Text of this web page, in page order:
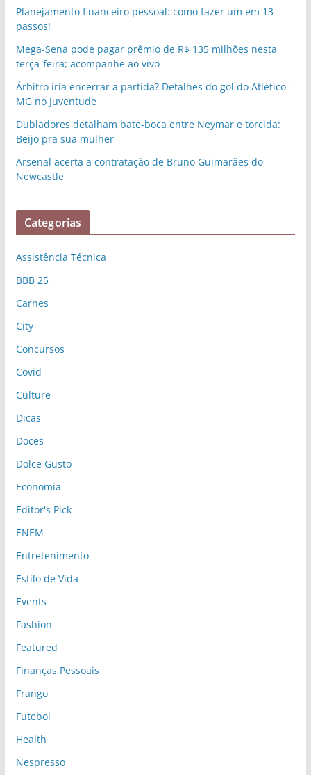
Planejamento financeiro pessoal: como fazer um em 13
passos!
Mega-Sena pode pagar prêmio de R$ 135 milhões nesta
terça-feira; acompanhe ao vivo
Árbitro iria encerrar a partida? Detalhes do gol do Atlético-
MG no Juventude
Dubladores detalham bate-boca entre Neymar e torcida:
Beijo pra sua mulher
Arsenal acerta a contratação de Bruno Guimarães do
Newcastle
Categorias
Assistência Técnica
BBB 25
Carnes
City
Concursos
Covid
Culture
Dicas
Doces
Dolce Gusto
Economia
Editor's Pick
ENEM
Entretenimento
Estilo de Vida
Events
Fashion
Featured
Finanças Pessoais
Frango
Futebol
Health
Nespresso